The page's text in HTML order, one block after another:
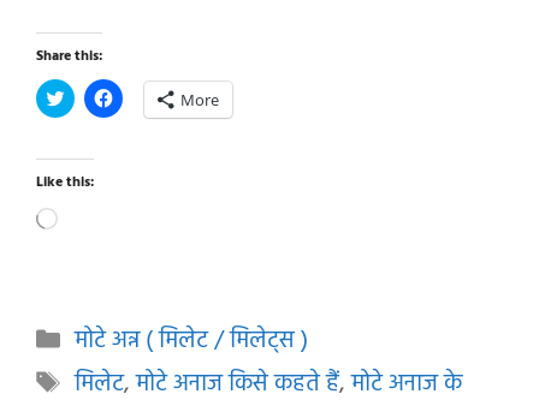
Share this:
More
Like this:
Loading…
Categories
मोटे अन्न ( मिलेट / मिलेट्स )
Tags
मिलेट,मोटे अनाज किसे कहते हैं,मोटे अनाज के